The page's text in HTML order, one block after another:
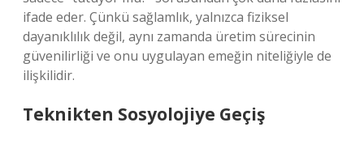
ifade eder. Çünkü sağlamlık, yalnızca fiziksel
dayanıklılık değil, aynı zamanda üretim sürecinin
güvenilirliği ve onu uygulayan emeğin niteliğiyle de
ilişkilidir.
Teknikten Sosyolojiye Geçiş